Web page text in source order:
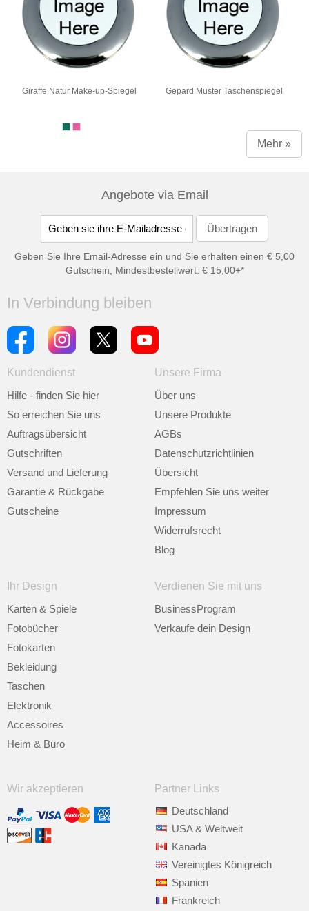
Giraffe Natur Make-up-Spiegel Gepard Muster Taschenspiegel
Mehr »
Angebote via Email
Geben Sie Ihre Email-Adresse ein und Sie erhalten einen € 5,00
Gutschein, Mindestbestellwert: € 15,00+*
In Verbindung bleiben
Kundendienst
Hilfe - finden Sie hier
So erreichen Sie uns
Auftragsübersicht
Gutschriften
Versand und Lieferung
Garantie & Rückgabe
Gutscheine
Unsere Firma
Über uns
Unsere Produkte
AGBs
Datenschutzrichtlinien
Übersicht
Empfehlen Sie uns weiter
Impressum
Widerrufsrecht
Blog
Ihr Design
Karten & Spiele
Fotobücher
Fotokarten
Bekleidung
Taschen
Elektronik
Accessoires
Heim & Büro
Verdienen Sie mit uns
BusinessProgram
Verkaufe dein Design
Wir akzeptieren
Partner Links
Deutschland
USA & Weltweit
Kanada
Vereinigtes Königreich
Spanien
Frankreich